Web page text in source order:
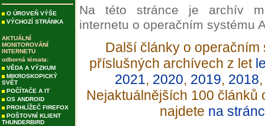
O ÚROVEŇ VÝŠE
VÝCHOZÍ STRÁNKA
AKTUÁLNÍ
MONITOROVÁNÍ
INTERNETU
odborná témata:
VĚDA A VÝZKUM
MIKROSKOPICKÝ
SVĚT
POČÍTAČE A IT
OS ANDROID
PROHLÍŽEČ FIREFOX
POŠTOVNÍ KLIENT
THUNDERBIRD
Na této stránce je archív
internetu o operačním systému
Další články o operačním
příslušných archívech z let
2021, 2020, 2019, 2018
Nejaktuálnějších 100 článků
najdete na